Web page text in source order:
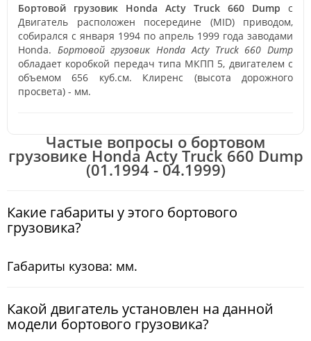
Бортовой грузовик Honda Acty Truck 660 Dump с
Двигатель расположен посередине (MID) приводом,
собирался с января 1994 по апрель 1999 года заводами
Honda. Бортовой грузовик Honda Acty Truck 660 Dump
обладает коробкой передач типа МКПП 5, двигателем с
объемом 656 куб.см. Клиренс (высота дорожного
просвета) - мм.
Частые вопросы о бортовом
грузовике Honda Acty Truck 660 Dump
(01.1994 - 04.1999)
Какие габариты у этого бортового
грузовика?
Габариты кузова: мм.
Какой двигатель установлен на данной
модели бортового грузовика?